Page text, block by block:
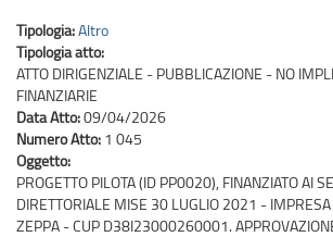
Tipologia:Altro
Tipologia atto:
ATTO DIRIGENZIALE - PUBBLICAZIONE - NO
FINANZIARIE
Data Atto:09/04/2026
Numero Atto: 1 045
Oggetto:
PROGETTO PILOTA (ID PP0020), FINANZIATO AI
DIRETTORIALE MISE 30 LUGLIO 2021 -
ZEPPA - CUP D38I23000260001.